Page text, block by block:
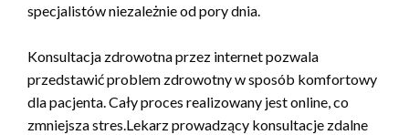
specjalistów niezależnie od pory dnia.
Konsultacja zdrowotna przez internet pozwala
przedstawić problem zdrowotny w sposób komfortowy
dla pacjenta. Cały proces realizowany jest online, co
zmniejsza stres.Lekarz prowadzący konsultacje zdalne